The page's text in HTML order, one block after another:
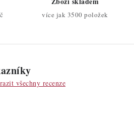
více jak 3500 položek
všechny recenze